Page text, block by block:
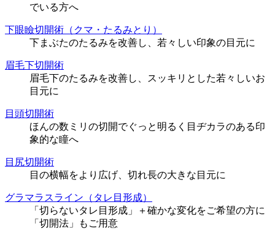
でいる方へ
下眼瞼切開術（クマ・たるみとり）
下まぶたのたるみを改善し、若々しい印象の目元に
眉毛下切開術
眉毛下のたるみを改善し、スッキリとした若々しいお
目元に
目頭切開術
ほんの数ミリの切開でぐっと明るく目ヂカラのある印
象的な瞳へ
目尻切開術
目の横幅をより広げ、切れ長の大きな目元に
グラマラスライン（タレ目形成）
「切らないタレ目形成」＋確かな変化をご希望の方に
「切開法」もご用意